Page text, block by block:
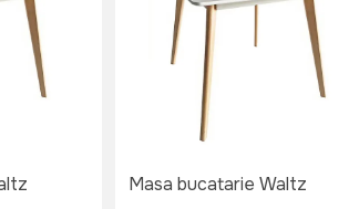
Masa bucatarie Waltz